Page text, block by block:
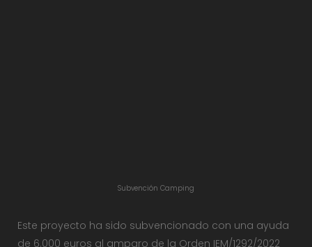
Subvención Camping
Este proyecto ha sido subvencionado con una ayuda
de 6.000 euros al amparo de la Orden IEM/1292/2022